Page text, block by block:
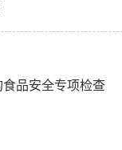
品安全专项检查